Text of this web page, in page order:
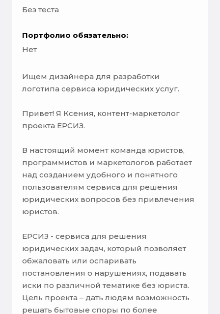
Без теста
Портфолио обязательно:
Нет
Ищем дизайнера для разработки
логотипа сервиса юридических услуг.
Привет! Я Ксения, контент-маркетолог
проекта ЕРСИЗ.
В настоящий момент команда юристов,
программистов и маркетологов работает
над созданием удобного и понятного
пользователям сервиса для решения
юридических вопросов без привлечения
юристов.
ЕРСИЗ - сервиса для решения
юридических задач, который позволяет
обжаловать или оспаривать
постановления о нарушениях, подавать
иски по различной тематике без юриста.
Цель проекта – дать людям возможность
решать бытовые споры по более